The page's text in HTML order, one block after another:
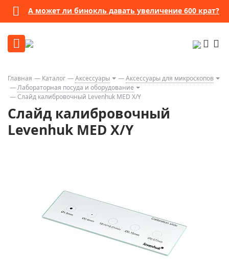
А может ли бинокль давать увеличение 600 крат?
Главная Каталог Аксессуары
Аксессуары для микроскопов
Лабораторная посуда и оборудование
Слайд калибровочный Levenhuk MED X/Y
Слайд калибровочный
Levenhuk MED X/Y